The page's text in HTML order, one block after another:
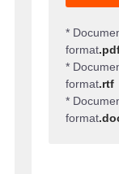
*
format
*
format.rtf
*
format